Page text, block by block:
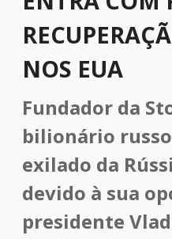
NOS EUA
Fundador da
bilionário
exilado da
devido à sua
presidente